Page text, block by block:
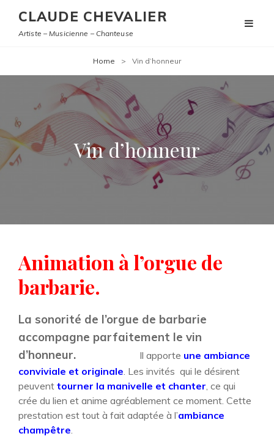
CLAUDE CHEVALIER
Artiste – Musicienne – Chanteuse
Home > Vin d’honneur
Vin d’honneur
Animation à l’orgue de
barbarie.
La sonorité de l’orgue de barbarie
accompagne parfaitement le vin
d’honneur.
Il apporte une ambiance
conviviale et originale . Les invités qui le désirent
peuvent tourner la manivelle et chanter , ce qui
crée du lien et anime agréablement ce moment. Cette
prestation est tout à fait adaptée à l’ambiance
champêtre